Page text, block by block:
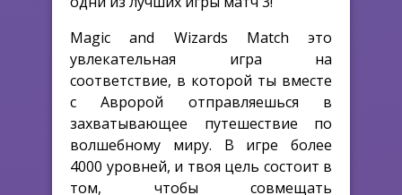
Magic and Wizards Match это
увлекательная игра на
соответствие, в которой ты вместе
с Авророй отправляешься в
захватывающее путешествие по
волшебному миру. В игре более
4000 уровней, и твоя цель состоит в
том, чтобы совмещать